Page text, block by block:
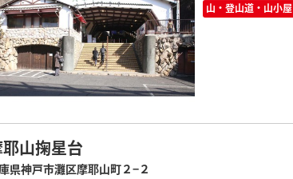
山・登山道・山小屋
山掬星台
県神戸市灘区摩耶山町２−２